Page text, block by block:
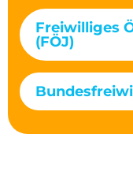
Freiwilliges
(FÖJ)